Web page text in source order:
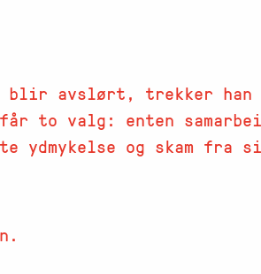
blir avslørt, trekker
to valg: enten
ydmykelse og skam